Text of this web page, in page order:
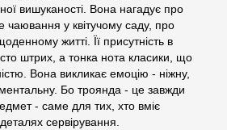
вишуканості. Вона нагадує про
чаювання у квітучому саду, про
житті. Її присутність в
штрих, а тонка нота класики, що
Вона викликає емоцію - ніжну,
Бо троянда - це завжди
- саме для тих, хто вміє
деталях сервірування.